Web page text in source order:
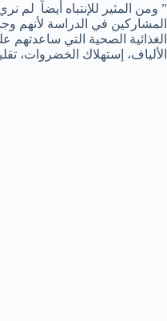
” ومن المثير للإنتباه أيضاً لم
المشاركين في الدراسة لأنهم
الغذائية الصحية التي ساعدتهم
الألياف، إستهلاك الخضروات،